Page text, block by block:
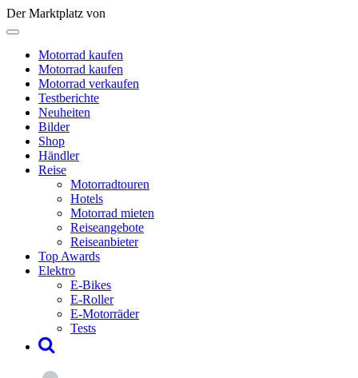
Der Marktplatz von
Motorrad kaufen
Motorrad kaufen
Motorrad verkaufen
Testberichte
Neuheiten
Bilder
Shop
Händler
Reise
Motorradtouren
Hotels
Motorrad mieten
Reiseangebote
Reiseanbieter
Top Awards
Elektro
E-Bikes
E-Roller
E-Motorräder
Tests